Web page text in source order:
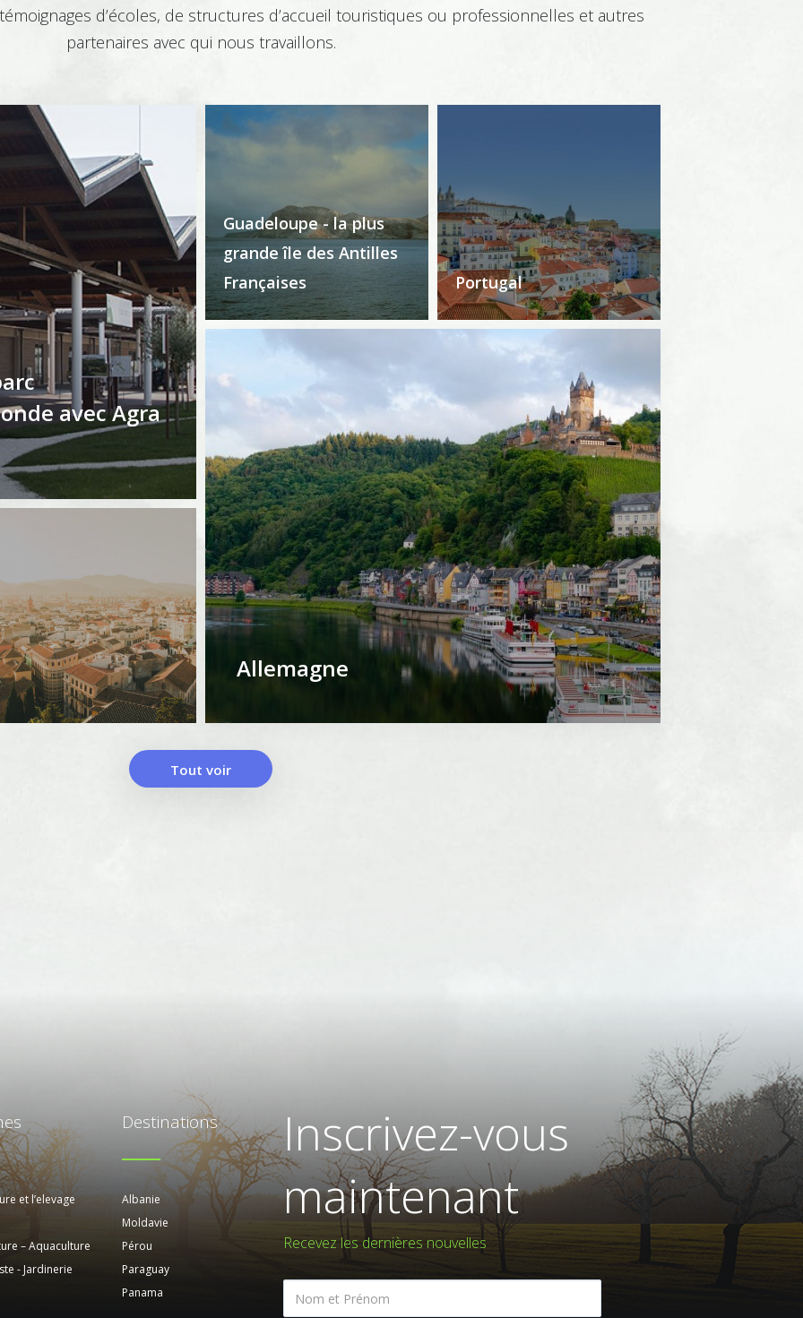
d’écoles, de structures d’accueil touristiques ou professionnelles et autres
partenaires avec qui nous travaillons.
avec Agra
Guadeloupe - la plus
grande île des Antilles
Françaises
Portugal
Allemagne
Tout voir
et l’elevage
– Aquaculture
- Jardinerie
Destinations
Albanie
Moldavie
Pérou
Paraguay
Panama
Inscrivez-vous
maintenant
Recevez les dernières nouvelles